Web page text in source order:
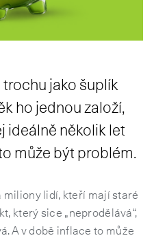
trochu jako šuplík
ho jednou založí,
ideálně několik let
může být problém.
miliony lidí, kteří mají staré
který sice „neprodělává“,
A v době inflace to může